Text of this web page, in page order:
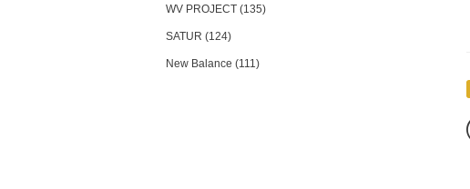
WV PROJECT (135)
SATUR (124)
New Balance (111)